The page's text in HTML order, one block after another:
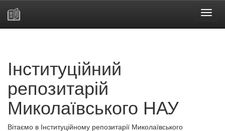
Інституційний
репозитарій
Миколаївського НАУ
Вітаємо в Інституційному репозитарії Миколаївського